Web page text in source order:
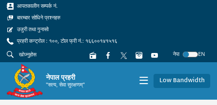
आपतकालीन सम्पर्क नं.
बारम्बार सोधिने प्रश्नहरु
उजुरी तथा गुनासो
प्रहरी कन्ट्रोल : १००, टोल फ्री नं.: १६६००१४१५१६
नेपा
EN
नेपाल प्रहरी
"सत्य, सेवा सुरक्षणम्" Low Bandwidth